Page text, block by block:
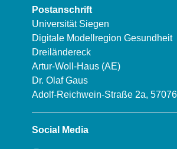
Postanschrift
Universität Siegen
Digitale Modellregion Gesundheit
Dreiländereck
Artur-Woll-Haus (AE)
Dr. Olaf Gaus
Adolf-Reichwein-Straße 2a,
Social Media